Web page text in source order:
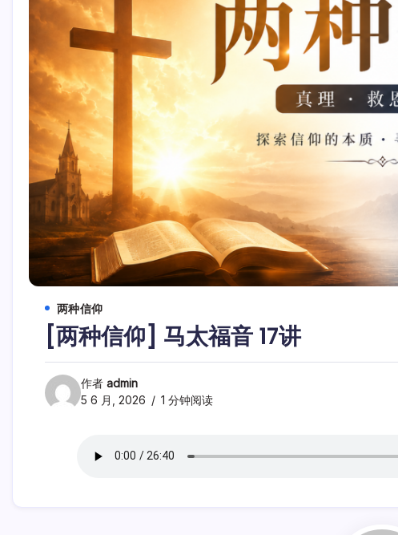
两种信仰
[两种信仰] 马太福音 17讲
作者 admin
5 6 月, 2026
1 分钟阅读